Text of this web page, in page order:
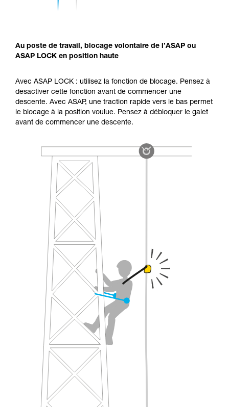
Au poste de travail, blocage volontaire de l’ASAP ou
ASAP LOCK en position haute
Avec ASAP LOCK : utilisez la fonction de blocage. Pensez à
désactiver cette fonction avant de commencer une
descente. Avec ASAP, une traction rapide vers le bas permet
le blocage à la position voulue. Pensez à débloquer le galet
avant de commencer une descente.